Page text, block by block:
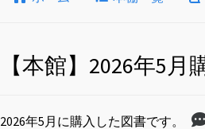
【本館】2026年5月
2026年5月に購入した図書です。